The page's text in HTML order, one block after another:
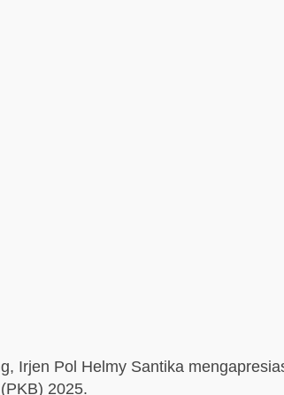
Irjen Pol Helmy Santika
2025.